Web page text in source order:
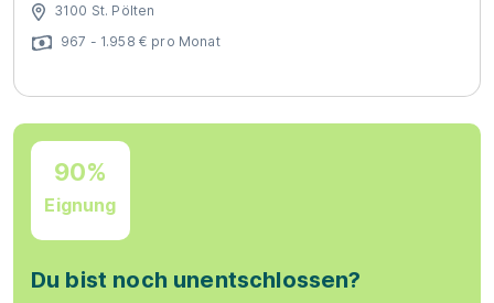
3100 St. Pölten
967 - 1.958 € pro Monat
90%
Eignung
Du bist noch unentschlossen?